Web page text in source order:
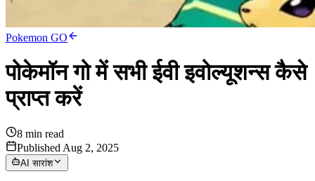
Pokemon GO
पोकेमॉन गो में सभी ईवी इवोल्यूशन्स कैसे
प्राप्त करें
8 min read
Published Aug 2, 2025
AI सारांश